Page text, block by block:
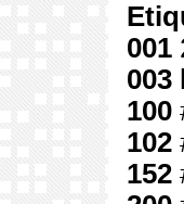
001
003
100
102
152